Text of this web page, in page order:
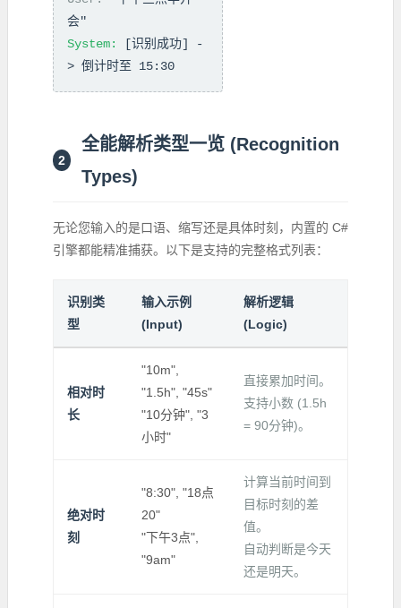
会"
System:
[识别成功] -
> 倒计时至 15:30
2
全能解析类型一览 (Recognition
Types)
无论您输入的是口语、缩写还是具体时刻，内置的 C#
引擎都能精准捕获。以下是支持的完整格式列表：
识别类
型
输入示例
(Input)
解析逻辑
(Logic)
相对时
长
"10m",
"1.5h", "45s"
"10分钟", "3
小时"
直接累加时间。
支持小数 (1.5h
= 90分钟)。
绝对时
刻
"8:30", "18点
20"
"下午3点",
"9am"
计算当前时间到
目标时刻的差
值。
自动判断是今天
还是明天。